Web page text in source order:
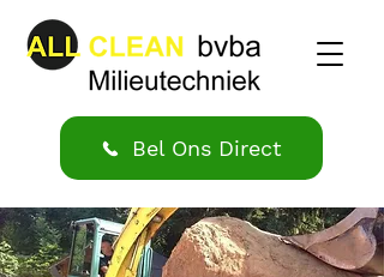
Bel Ons Direct